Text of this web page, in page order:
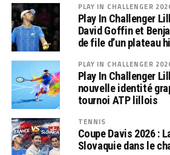
PLAY IN CHALLENGER
Play In Challenger
David Goffin et
de file d’un plateau
PLAY IN CHALLENGER
Play In Challenger
nouvelle identité
tournoi ATP lillois
TENNIS
Coupe Davis 2026 :
Slovaquie dans le